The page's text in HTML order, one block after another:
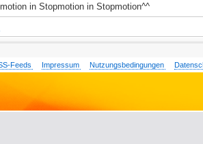
in Stopmotion in Stopmotion^^
Feeds Impressum Nutzungsbedingungen